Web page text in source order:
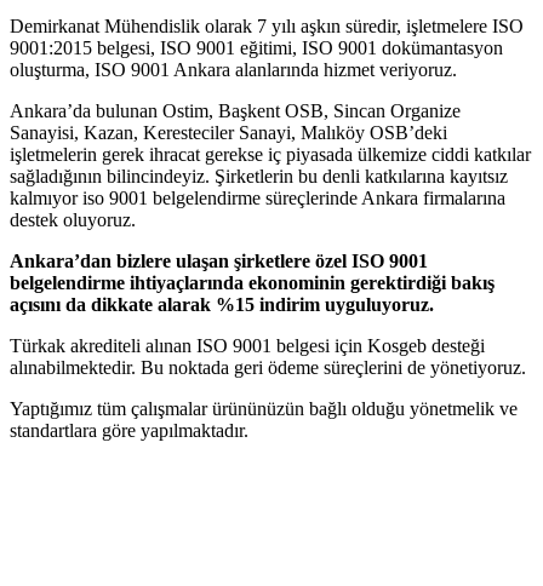
Demirkanat Mühendislik olarak 7 yılı aşkın süredir, işletmelere ISO
9001:2015 belgesi, ISO 9001 eğitimi, ISO 9001 dokümantasyon
oluşturma, ISO 9001 Ankara alanlarında hizmet veriyoruz.
Ankara’da bulunan Ostim, Başkent OSB, Sincan Organize
Sanayisi, Kazan, Keresteciler Sanayi, Malıköy OSB’deki
işletmelerin gerek ihracat gerekse iç piyasada ülkemize ciddi katkılar
sağladığının bilincindeyiz. Şirketlerin bu denli katkılarına kayıtsız
kalmıyor iso 9001 belgelendirme süreçlerinde Ankara firmalarına
destek oluyoruz.
Ankara’dan bizlere ulaşan şirketlere özel ISO 9001
belgelendirme ihtiyaçlarında ekonominin gerektirdiği bakış
açısını da dikkate alarak %15 indirim uyguluyoruz.
Türkak akrediteli alınan ISO 9001 belgesi için Kosgeb desteği
alınabilmektedir. Bu noktada geri ödeme süreçlerini de yönetiyoruz.
Yaptığımız tüm çalışmalar ürününüzün bağlı olduğu yönetmelik ve
standartlara göre yapılmaktadır.